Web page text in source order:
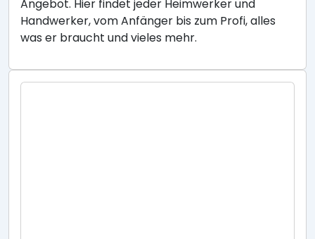
Angebot. Hier findet jeder Heimwerker und
Handwerker, vom Anfänger bis zum Profi, alles
was er braucht und vieles mehr.